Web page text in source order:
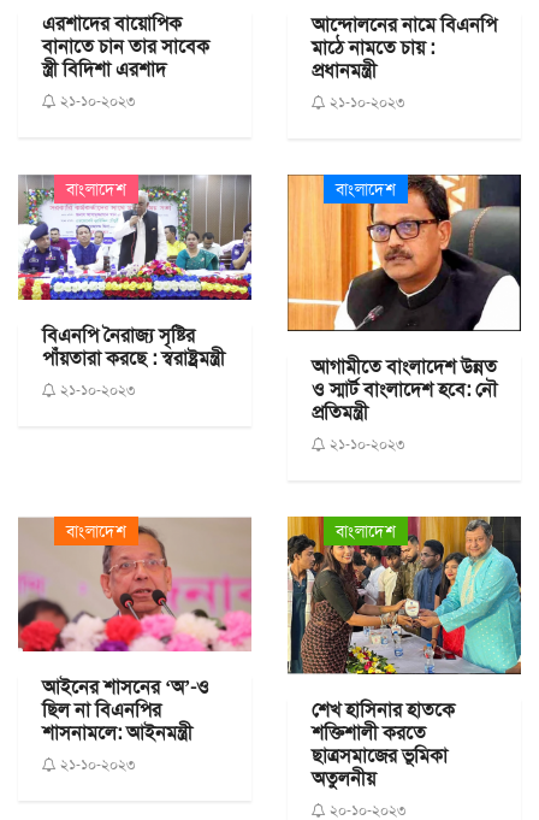
এরশাদের বায়োপিক
বানাতে চান তার সাবেক
স্ত্রী বিদিশা এরশাদ
২১-১০-২০২৩
আন্দোলনের নামে বিএনপি
মাঠে নামতে চায় :
প্রধানমন্ত্রী
২১-১০-২০২৩
বাংলাদেশ
বিএনপি নৈরাজ্য সৃষ্টির
পাঁয়তারা করছে : স্বরাষ্ট্রমন্ত্রী
২১-১০-২০২৩
বাংলাদেশ
আগামীতে বাংলাদেশ উন্নত
ও স্মার্ট বাংলাদেশ হবে: নৌ
প্রতিমন্ত্রী
২১-১০-২০২৩
বাংলাদেশ
আইনের শাসনের ‘অ’-ও
ছিল না বিএনপির
শাসনামলে: আইনমন্ত্রী
২১-১০-২০২৩
বাংলাদেশ
শেখ হাসিনার হাতকে
শক্তিশালী করতে
ছাত্রসমাজের ভূমিকা
অতুলনীয়
২০-১০-২০২৩